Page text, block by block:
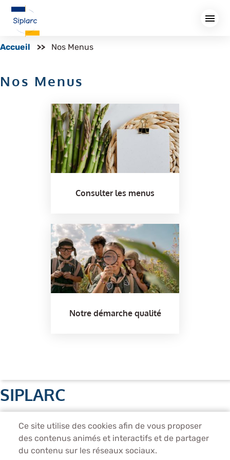
Accueil Nos Menus
Nos Menus
Consulter les menus
Notre démarche qualité
Ce site utilise des cookies afin de vous proposer
des contenus animés et interactifs et de partager
du contenu sur les réseaux sociaux.
SIPLARC
1 rue Saint-Just, 93130 Noisy-le-Sec
Tél. 01 56 27 02 39
Direction Administrative